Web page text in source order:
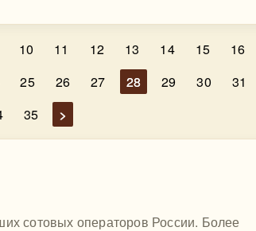
10 11 12 13 14 15
16
25 26 27 28 29 30
31
35 >
сотовых операторов России. Более